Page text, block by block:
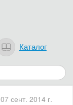
Каталог
07 сент. 2014 г.